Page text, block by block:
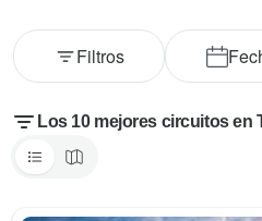
Filtros
Los 10 mejores circuitos en